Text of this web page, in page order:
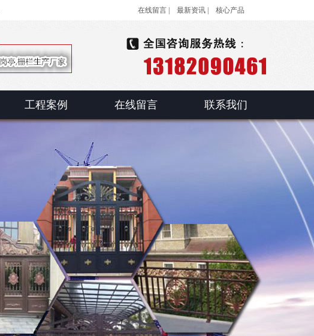
在线留言 | 最新资讯 | 核心产品
工程案例 在线留言 联系我们